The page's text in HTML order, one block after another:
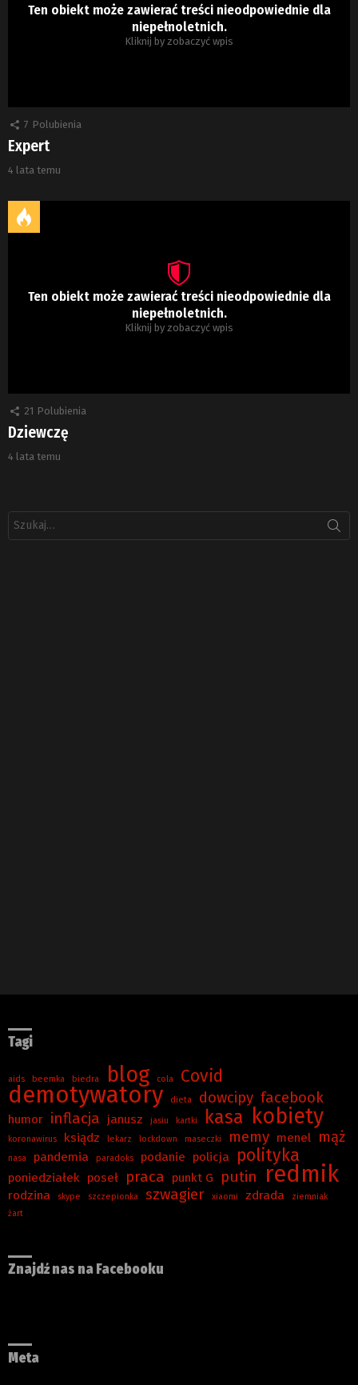
Ten obiekt może zawierać treści nieodpowiednie dla
niepełnoletnich.
Kliknij by zobaczyć wpis
7 Polubienia
Expert
4 lata temu
Ten obiekt może zawierać treści nieodpowiednie dla
niepełnoletnich.
Kliknij by zobaczyć wpis
21 Polubienia
Dziewczę
4 lata temu
Tagi
aids beemka biedra blog cola Covid
demotywatory dieta dowcipy facebook
humor inflacja janusz jasiu kartki kasa kobiety
koronawirus ksiądz lekarz lockdown maseczki memy menel mąż
nasa pandemia paradoks podanie policja polityka
poniedziałek poseł praca punkt G putin redmik
rodzina skype szczepionka szwagier xiaomi zdrada
ziemniak
żart
Znajdź nas na Facebooku
Meta